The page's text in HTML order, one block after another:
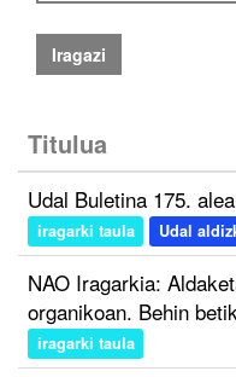
Iragazi
Titulua
Udal Buletina 175.
iragarki taula Udal
NAO Iragarkia:
organikoan. Behin
iragarki taula